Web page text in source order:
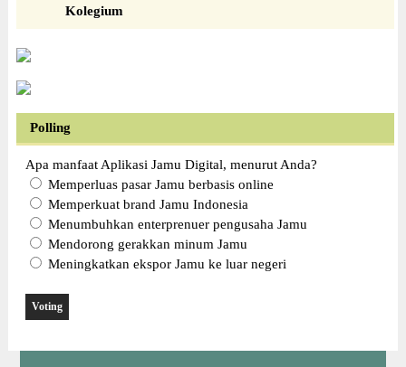
Kolegium
Polling
Apa manfaat Aplikasi Jamu Digital, menurut Anda?
Memperluas pasar Jamu berbasis online
Memperkuat brand Jamu Indonesia
Menumbuhkan enterprenuer pengusaha Jamu
Mendorong gerakkan minum Jamu
Meningkatkan ekspor Jamu ke luar negeri